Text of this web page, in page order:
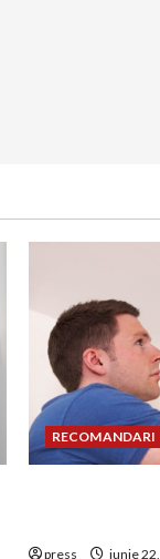
RECOMANDARI
press iunie